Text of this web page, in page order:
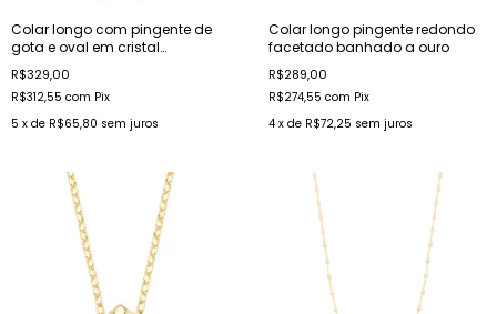
Colar longo com pingente de
gota e oval em cristal
esmaltado banhado a ouro
R$329,00
R$312,55 com Pix
5 x de R$65,80 sem juros
Colar longo pingente redondo
facetado banhado a ouro
R$289,00
R$274,55 com Pix
4 x de R$72,25 sem juros